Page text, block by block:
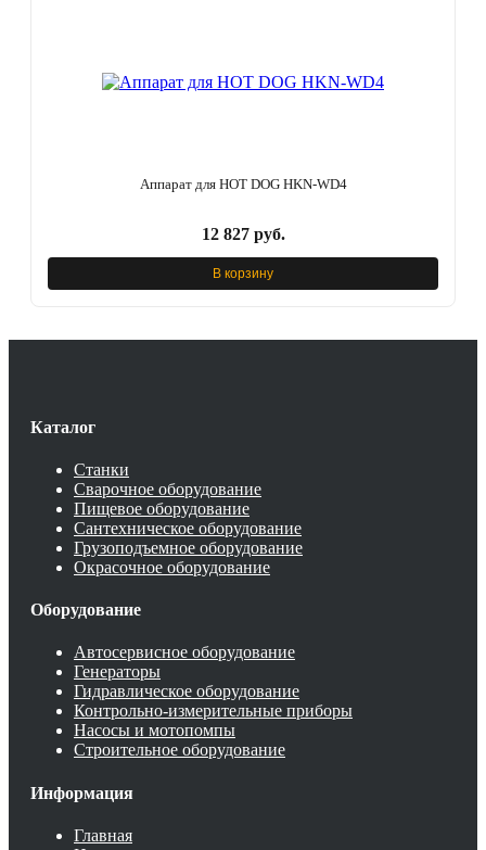
Аппарат для HOT DOG HKN-WD4
12 827 руб.
В корзину
Каталог
Станки
Сварочное оборудование
Пищевое оборудование
Сантехническое оборудование
Грузоподъемное оборудование
Окрасочное оборудование
Оборудование
Автосервисное оборудование
Генераторы
Гидравлическое оборудование
Контрольно-измерительные приборы
Насосы и мотопомпы
Строительное оборудование
Информация
Главная